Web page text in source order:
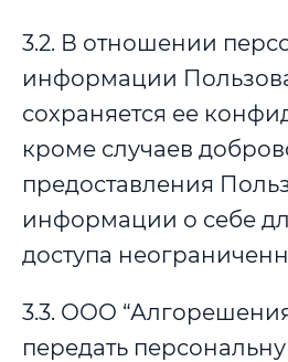
3.2. В отношении
информации
сохраняется ее
кроме случаев
предоставления
информации о себе
доступа
3.3. ООО
передать